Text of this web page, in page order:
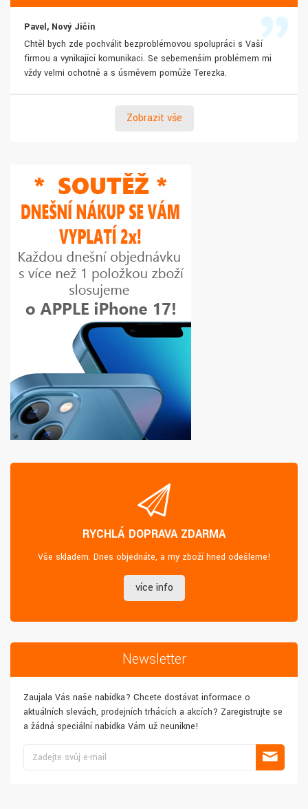
Pavel, Nový Jičín
Chtěl bych zde pochválit bezproblémovou spolupráci s Vaší
firmou a vynikající komunikaci. Se sebemenším problémem mi
vždy velmi ochotně a s úsměvem pomůže Terezka.
Zobrazit vše
RYCHLÁ DOPRAVA ZDARMA
Vše skladem. Dnes objednáte, a my zboží hned odešleme!
více info
Newsletter
Zaujala Vás naše nabídka? Chcete dostávat informace o
aktuálních slevách, prodejních trhácích a akcích? Zaregistrujte se
a žádná speciální nabídka Vám už neunikne!